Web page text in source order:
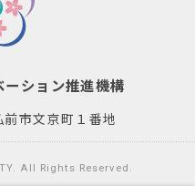
ション推進機構
市文京町１番地
. All Rights Reserved.